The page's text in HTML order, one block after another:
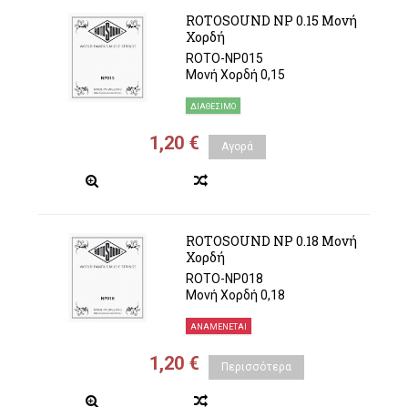
ROTOSOUND NP 0.15 Μονή
Χορδή
ROTO-NP015
Μονή Χορδή 0,15
ΔΙΑΘΈΣΙΜΟ
1,20 € Αγορά
ROTOSOUND NP 0.18 Μονή
Χορδή
ROTO-NP018
Μονή Χορδή 0,18
ΑΝΑΜΈΝΕΤΑΙ
1,20 € Περισσότερα